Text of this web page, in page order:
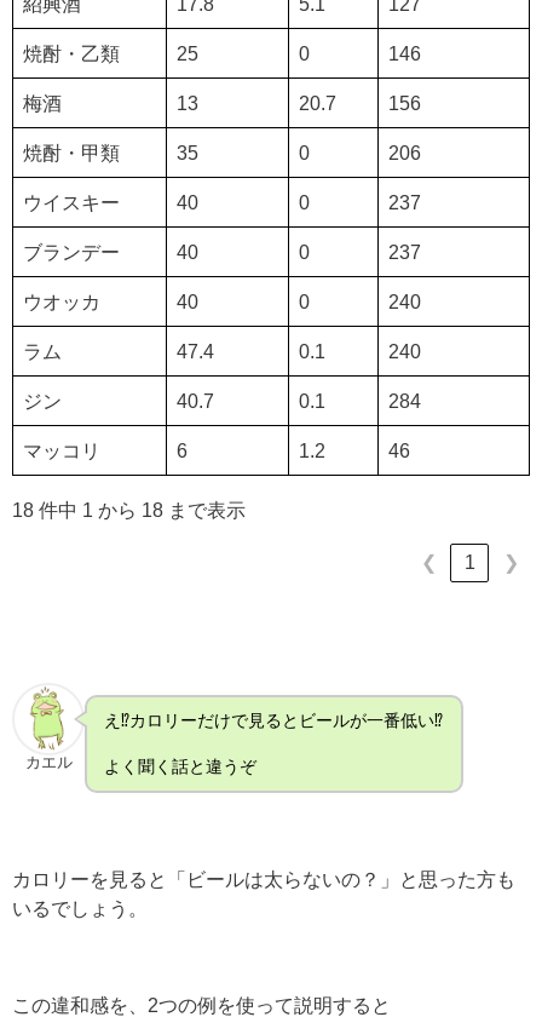
焼酎・乙類 25 0 146
梅酒 13 20.7 156
焼酎・甲類 35 0 206
ウイスキー 40 0 237
ブランデー 40 0 237
ウオッカ 40 0 240
ラム 47.4 0.1 240
ジン 40.7 0.1 284
マッコリ 6 1.2 46
18 件中 1 から 18 まで表示
❮ 1 ❯
カエル
え⁉カロリーだけで見るとビールが一番低い⁉
よく聞く話と違うぞ
カロリーを見ると「ビールは太らないの？」と思った方も
いるでしょう。
この違和感を、2つの例を使って説明すると